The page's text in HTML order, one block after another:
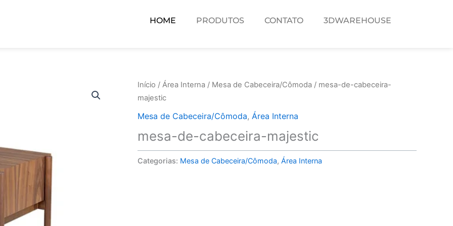
HOME PRODUTOS CONTATO 3DWAREHOUSE
Início / Área Interna / Mesa de Cabeceira/Cômoda / mesa-de-cabeceira-
majestic
Mesa de Cabeceira/Cômoda, Área Interna
mesa-de-cabeceira-majestic
Categorias: Mesa de Cabeceira/Cômoda, Área Interna